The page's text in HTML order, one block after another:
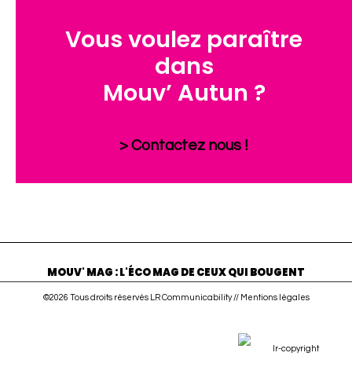
Vous voulez paraître
dans
Mouv’ Autun ?
> Contactez nous !
MOUV' MAG : L'ÉCO MAG DE CEUX QUI BOUGENT
©2026 Tous droits réservés LR Communicability // Mentions légales